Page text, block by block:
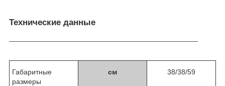
Технические данные
Габаритные
размеры
см 38/38/59